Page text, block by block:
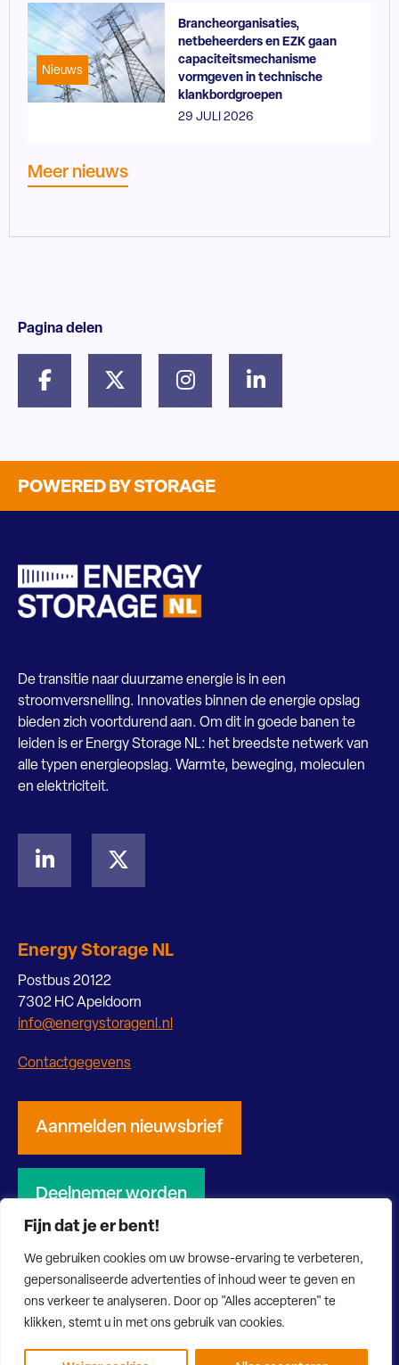
Fijn dat je er bent!
We gebruiken cookies om uw browse-ervaring te verbeteren,
gepersonaliseerde advertenties of inhoud weer te geven en
ons verkeer te analyseren. Door op "Alles accepteren" te
klikken, stemt u in met ons gebruik van cookies.
Nieuws
Brancheorganisaties,
netbeheerders en EZK gaan
capaciteitsmechanisme
vormgeven in technische
klankbordgroepen
29 JULI 2026
Meer nieuws
Pagina delen
POWERED BY STORAGE
De transitie naar duurzame energie is in een
stroomversnelling. Innovaties binnen de energie opslag
bieden zich voortdurend aan. Om dit in goede banen te
leiden is er Energy Storage NL: het breedste netwerk van
alle typen energieopslag. Warmte, beweging, moleculen
en elektriciteit.
Energy Storage NL
Postbus 20122
7302 HC Apeldoorn
info@energystoragenl.nl
Contactgegevens
Aanmelden nieuwsbrief
Deelnemer worden
© 2026 Energy Storage NL Privacy verklaring